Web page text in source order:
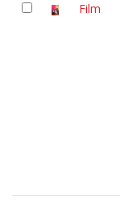
Film